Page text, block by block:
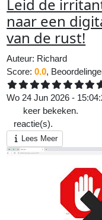
Leid de
naar een
van de rust!
Auteur: Richard
Score:0.0,
Wo 24 Jun 2026 -
keer bekeken.
reactie(s).
Lees Meer